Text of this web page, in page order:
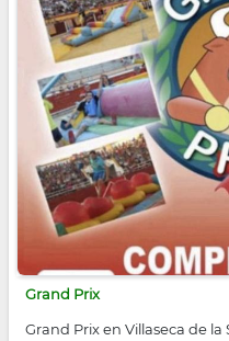
Grand Prix
Grand Prix en Villaseca de